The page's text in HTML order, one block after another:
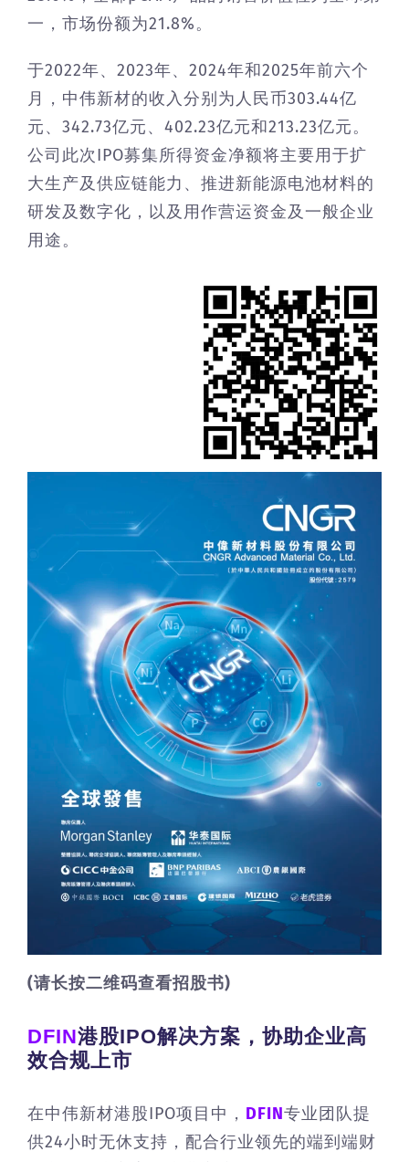
一，市场份额为21.8%。
于2022年、2023年、2024年和2025年前六个
月，中伟新材的收入分别为人民币303.44亿
元、342.73亿元、402.23亿元和213.23亿元。
公司此次IPO募集所得资金净额将主要用于扩
大生产及供应链能力、推进新能源电池材料的
研发及数字化，以及用作营运资金及一般企业
用途。
(请长按二维码查看招股书)
DFIN港股IPO解决方案，协助企业高
效合规上市
在中伟新材港股IPO项目中， DFIN专业团队提
供24小时无休支持，配合行业领先的端到端财